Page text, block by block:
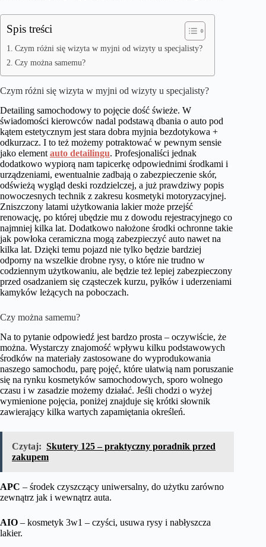
Spis treści
Czym różni się wizyta w myjni od wizyty u specjalisty?
Czy można samemu?
Czym różni się wizyta w myjni od wizyty u specjalisty?
Detailing samochodowy to pojęcie dość świeże. W
świadomości kierowców nadal podstawą dbania o auto pod
kątem estetycznym jest stara dobra myjnia bezdotykowa +
odkurzacz. I to też możemy potraktować w pewnym sensie
jako element auto detailingu. Profesjonaliści jednak
dodatkowo wypiorą nam tapicerkę odpowiednimi środkami i
urządzeniami, ewentualnie zadbają o zabezpieczenie skór,
odświeżą wygląd deski rozdzielczej, a już prawdziwy popis
nowoczesnych technik z zakresu kosmetyki motoryzacyjnej.
Zniszczony latami użytkowania lakier może przejść
renowację, po której ubędzie mu z dowodu rejestracyjnego co
najmniej kilka lat. Dodatkowo nałożone środki ochronne takie
jak powłoka ceramiczna mogą zabezpieczyć auto nawet na
kilka lat. Dzięki temu pojazd nie tylko będzie bardziej
odporny na wszelkie drobne rysy, o które nie trudno w
codziennym użytkowaniu, ale będzie też lepiej zabezpieczony
przed osadzaniem się cząsteczek kurzu, pyłków i uderzeniami
kamyków leżących na poboczach.
Czy można samemu?
Na to pytanie odpowiedź jest bardzo prosta – oczywiście, że
można. Wystarczy znajomość wpływu kilku podstawowych
środków na materiały zastosowane do wyprodukowania
naszego samochodu, parę pojęć, które ułatwią nam poruszanie
się na rynku kosmetyków samochodowych, sporo wolnego
czasu i w zasadzie możemy działać. Jeśli chodzi o wyżej
wymienione pojęcia, poniżej znajduje się krótki słownik
zawierający kilka wartych zapamiętania określeń.
Czytaj: Skutery 125 – praktyczny poradnik przed
zakupem
APC – środek czyszczący uniwersalny, do użytku zarówno
zewnątrz jak i wewnątrz auta.
AIO – kosmetyk 3w1 – czyści, usuwa rysy i nabłyszcza
lakier.